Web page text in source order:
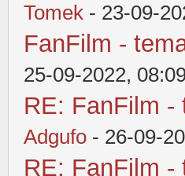
Tomek - 23-09-
FanFilm -
25-09-2022,
RE: FanFilm -
Adgufo - 26-09-
RE: FanFilm -